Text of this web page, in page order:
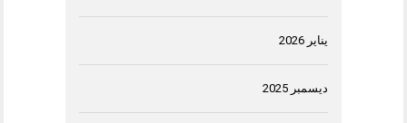
يناير 2026
ديسمبر 2025